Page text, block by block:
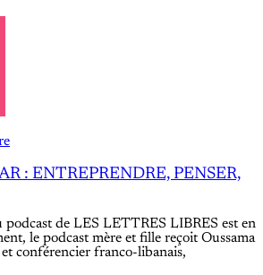
: ENTREPRENDRE, PENSER,
podcast de LES LETTRES LIBRES est en
le podcast mère et fille reçoit Oussama
conférencier franco-libanais,